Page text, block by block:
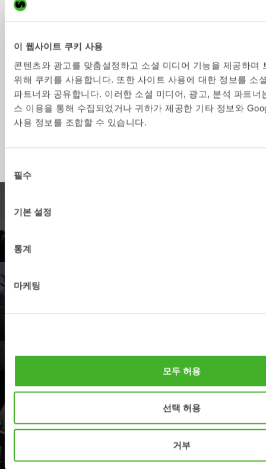
이 웹사이트 쿠키 사용
콘텐츠와 광고를 맞춤설정하고 소셜 미디어 기능을 제공하며
위해 쿠키를 사용합니다. 또한 사이트 사용에 대한 정보를 소
파트너와 공유합니다. 이러한 소셜 미디어, 광고, 분석 파트너
스 이용을 통해 수집되었거나 귀하가 제공한 기타 정보와
사용 정보를 조합할 수 있습니다.
필수
기본 설정
통계
마케팅
모두 허용
선택 허용
거부
SKB4 3-5
SKB6 5-8 S50 800 160
SKB8 5-12 S45 1000 370
SKB8 5-12 S50 1000 370
제품
딜러
서비스 파트와 지원은 여기로 연락 하세요.